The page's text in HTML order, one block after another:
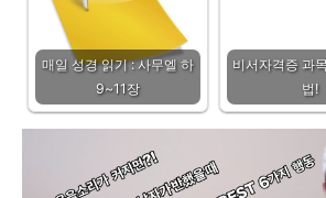
매일 성경 읽기 : 사무엘 하
9~11장
비서자격증 과
법!